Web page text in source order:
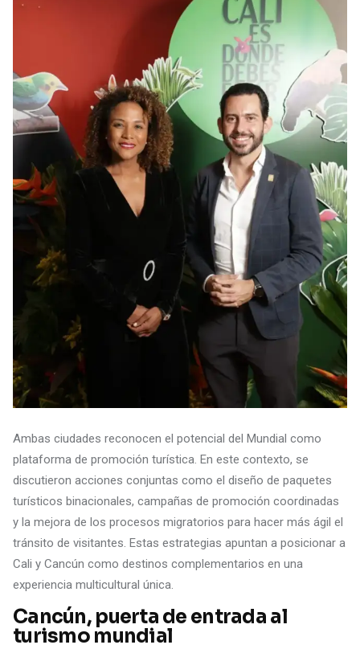
Ambas ciudades reconocen el potencial del Mundial como
plataforma de promoción turística. En este contexto, se
discutieron acciones conjuntas como el diseño de paquetes
turísticos binacionales, campañas de promoción coordinadas
y la mejora de los procesos migratorios para hacer más ágil el
tránsito de visitantes. Estas estrategias apuntan a posicionar a
Cali y Cancún como destinos complementarios en una
experiencia multicultural única.
Cancún, puerta de entrada al
turismo mundial